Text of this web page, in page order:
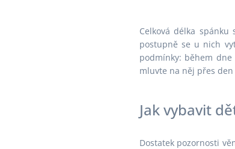
Celková délka
postupně se u nich
podmínky: během
mluvte na něj přes
Jak vybavit
Dostatek pozornosti